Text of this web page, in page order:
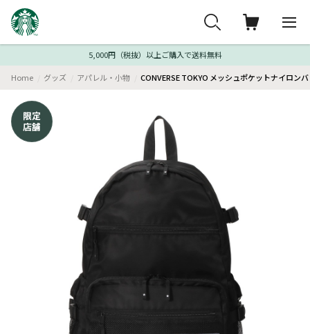
5,000円（税抜）以上ご購入で送料無料
Home グッズ アパレル・小物 CONVERSE TOKYO メッシュポケットナイロン
限定
店舗